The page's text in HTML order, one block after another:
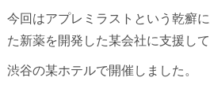
今回はアプレミラストという乾癬
た新薬を開発した某会社に支援し
渋谷の某ホテルで開催しました。